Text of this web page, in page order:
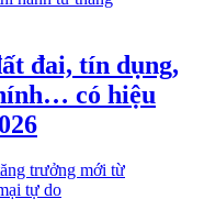
đai, tín dụng,
có hiệu